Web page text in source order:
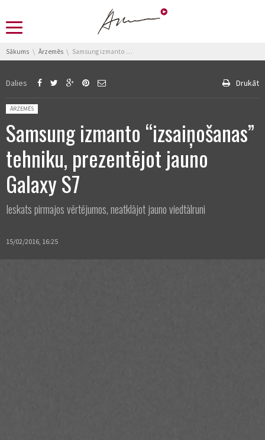
You are here:
Sākums Ārzemēs Samsung izmanto “izsaiņošanas” tehniku, prezentējot jauno Galaxy S7
Dalies Drukāt
Posted in:
ĀRZEMĒS
Samsung izmanto “izsaiņošanas”
tehniku, prezentējot jauno
Galaxy S7
Ieskats pirmajos vērtējumos, neatklājot jauno viedtālruni
15/02/2016, 16:25